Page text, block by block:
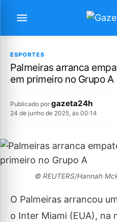
ESPORTES
Palmeiras arranca
em primeiro no Grupo A
Publicado por gazeta24h
24 de junho de 2025, às 00:14
© REUTERS/Hannah
O Palmeiras arrancou
o Inter Miami (EUA), na